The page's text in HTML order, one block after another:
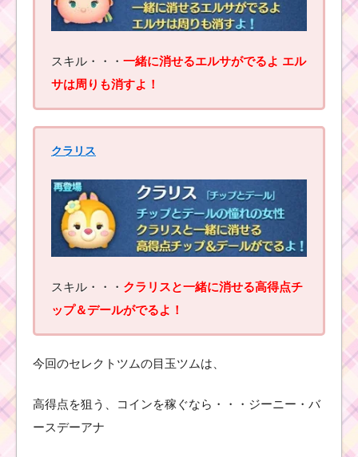
スキル・・・ 一緒に消せるエルサがでるよ エル
サは周りも消すよ！
クラリス
スキル・・・ クラリスと一緒に消せる高得点チ
ップ＆デールがでるよ！
今回のセレクトツムの目玉ツムは、
高得点を狙う、コインを稼ぐなら・・・ジーニー・バ
ースデーアナ